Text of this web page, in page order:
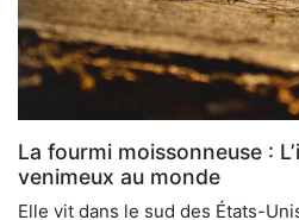
La fourmi moissonneuse :
venimeux au monde
Elle vit dans le sud des États-